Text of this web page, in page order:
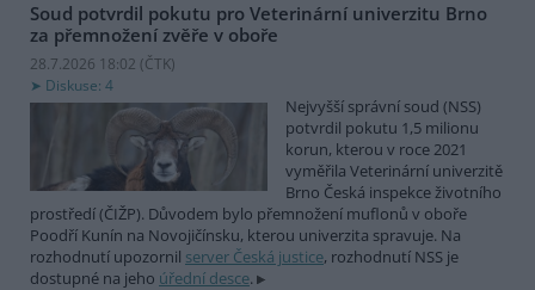
Soud potvrdil pokutu pro Veterinární univerzitu Brno
za přemnožení zvěře v oboře
28.7.2026 18:02 (ČTK)
Diskuse: 4
Nejvyšší správní soud (NSS)
potvrdil pokutu 1,5 milionu
korun, kterou v roce 2021
vyměřila Veterinární univerzitě
Brno Česká inspekce životního
prostředí (ČIŽP). Důvodem bylo přemnožení muflonů v oboře
Poodří Kunín na Novojičínsku, kterou univerzita spravuje. Na
rozhodnutí upozornil server Česká justice, rozhodnutí NSS je
dostupné na jeho úřední desce.